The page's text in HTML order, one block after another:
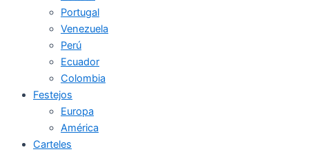
Portugal
Venezuela
Perú
Ecuador
Colombia
Festejos
Europa
América
Carteles